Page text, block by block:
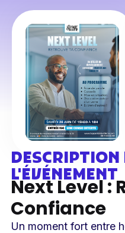
DESCRIPTION
L'ÉVÉNEMENT
Next Level :
Confiance
Un moment fort entre